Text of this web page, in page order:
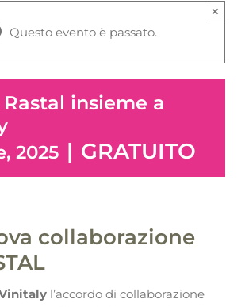
Questo evento è passato.
×
Rastal insieme a
2025 | GRATUITO
collaborazione
l’accordo di collaborazione